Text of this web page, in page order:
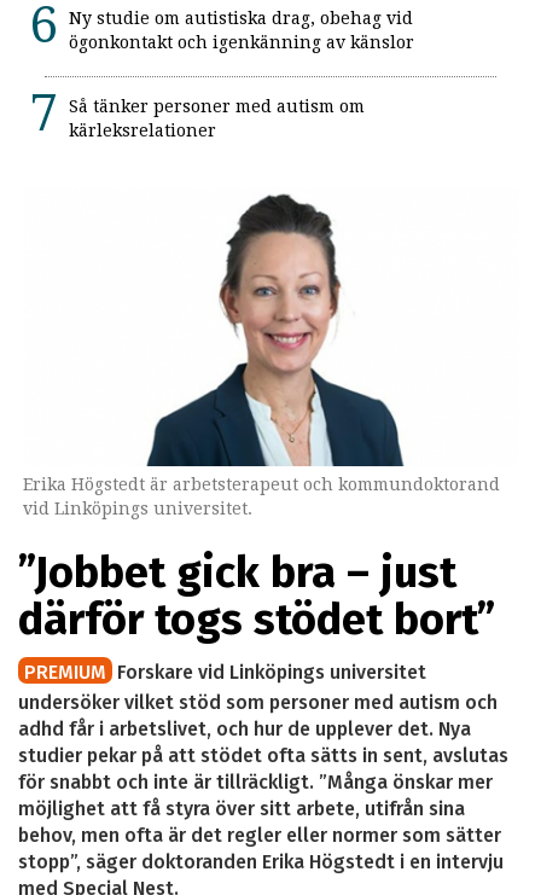
Ny studie om autistiska drag, obehag vid
ögonkontakt och igenkänning av känslor
Så tänker personer med autism om
kärleksrelationer
Erika Högstedt är arbetsterapeut och kommundoktorand
vid Linköpings universitet.
”Jobbet gick bra – just
därför togs stödet bort”
PREMIUM Forskare vid Linköpings universitet
undersöker vilket stöd som personer med autism och
adhd får i arbetslivet, och hur de upplever det. Nya
studier pekar på att stödet ofta sätts in sent, avslutas
för snabbt och inte är tillräckligt. ”Många önskar mer
möjlighet att få styra över sitt arbete, utifrån sina
behov, men ofta är det regler eller normer som sätter
stopp”, säger doktoranden Erika Högstedt i en intervju
med Special Nest.